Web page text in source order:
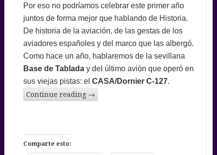
Por eso no podríamos celebrar este primer año
juntos de forma mejor que hablando de Historia.
De historia de la aviación, de las gestas de los
aviadores españoles y del marco que las albergó.
Como hace un año, hablaremos de la sevillana
Base de Tabladay del último avión que operó en
sus viejas pistas: el CASA/Dornier C-127.
Continue reading →
Comparte esto: